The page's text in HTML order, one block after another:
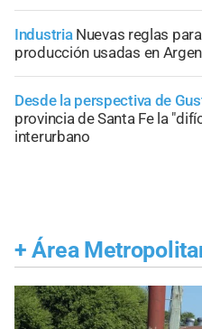
Industria Nuevas reglas
producción usadas en
Desde la perspectiva de
provincia de Santa Fe la
interurbano
+ Área